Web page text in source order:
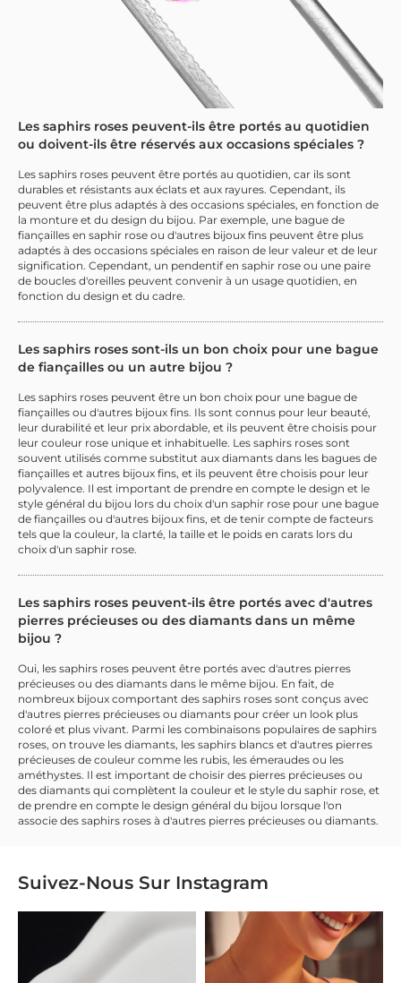
Les saphirs roses peuvent-ils être portés au quotidien
ou doivent-ils être réservés aux occasions spéciales ?
Les saphirs roses peuvent être portés au quotidien, car ils sont
durables et résistants aux éclats et aux rayures. Cependant, ils
peuvent être plus adaptés à des occasions spéciales, en fonction de
la monture et du design du bijou. Par exemple, une bague de
fiançailles en saphir rose ou d'autres bijoux fins peuvent être plus
adaptés à des occasions spéciales en raison de leur valeur et de leur
signification. Cependant, un pendentif en saphir rose ou une paire
de boucles d'oreilles peuvent convenir à un usage quotidien, en
fonction du design et du cadre.
Les saphirs roses sont-ils un bon choix pour une bague
de fiançailles ou un autre bijou ?
Les saphirs roses peuvent être un bon choix pour une bague de
fiançailles ou d'autres bijoux fins. Ils sont connus pour leur beauté,
leur durabilité et leur prix abordable, et ils peuvent être choisis pour
leur couleur rose unique et inhabituelle. Les saphirs roses sont
souvent utilisés comme substitut aux diamants dans les bagues de
fiançailles et autres bijoux fins, et ils peuvent être choisis pour leur
polyvalence. Il est important de prendre en compte le design et le
style général du bijou lors du choix d'un saphir rose pour une bague
de fiançailles ou d'autres bijoux fins, et de tenir compte de facteurs
tels que la couleur, la clarté, la taille et le poids en carats lors du
choix d'un saphir rose.
Les saphirs roses peuvent-ils être portés avec d'autres
pierres précieuses ou des diamants dans un même
bijou ?
Oui, les saphirs roses peuvent être portés avec d'autres pierres
précieuses ou des diamants dans le même bijou. En fait, de
nombreux bijoux comportant des saphirs roses sont conçus avec
d'autres pierres précieuses ou diamants pour créer un look plus
coloré et plus vivant. Parmi les combinaisons populaires de saphirs
roses, on trouve les diamants, les saphirs blancs et d'autres pierres
précieuses de couleur comme les rubis, les émeraudes ou les
améthystes. Il est important de choisir des pierres précieuses ou
des diamants qui complètent la couleur et le style du saphir rose, et
de prendre en compte le design général du bijou lorsque l'on
associe des saphirs roses à d'autres pierres précieuses ou diamants.
Suivez-Nous Sur Instagram